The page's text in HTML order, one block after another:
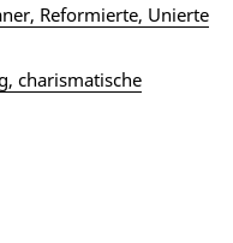
Reformierte, Unierte
charismatische